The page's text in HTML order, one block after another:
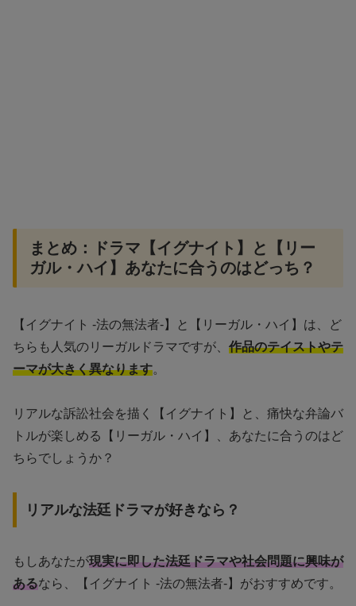
まとめ：ドラマ【イグナイト】と【リー
ガル・ハイ】あなたに合うのはどっち？
【イグナイト -法の無法者-】と【リーガル・ハイ】は、ど
ちらも人気のリーガルドラマですが、 作品のテイストやテ
ーマが大きく異なります。
リアルな訴訟社会を描く【イグナイト】と、痛快な弁論バ
トルが楽しめる【リーガル・ハイ】、あなたに合うのはど
ちらでしょうか？
リアルな法廷ドラマが好きなら？
もしあなたが現実に即した法廷ドラマや社会問題に興味が
あるなら、【イグナイト -法の無法者-】がおすすめです。